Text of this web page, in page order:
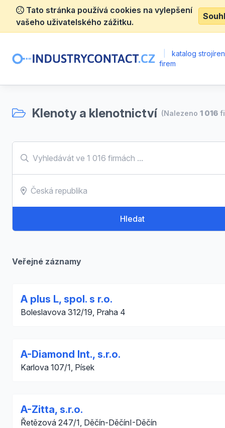
Tato stránka používá cookies na vylepšení
vašeho uživatelského zážitku.
katalog
firem
Klenoty a klenotnictví (Nalezeno 1 016
Hledat
Veřejné záznamy
A plus L, spol. s r.o.
Boleslavova 312/19, Praha 4
A-Diamond Int., s.r.o.
Karlova 107/1, Písek
A-Zitta, s.r.o.
Řetězová 247/1, Děčín-DěčínI-Děčín